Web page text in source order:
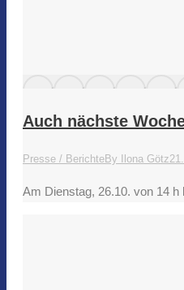
Auch nächste
Presse / BerichteBy Ilona Götz
Am Dienstag, 26.10. von 14